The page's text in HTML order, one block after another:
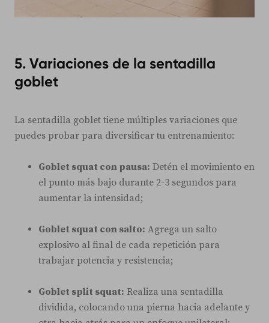
5. Variaciones de la sentadilla
goblet
La sentadilla goblet tiene múltiples variaciones que
puedes probar para diversificar tu entrenamiento:
Goblet squat con pausa: Detén el movimiento en
el punto más bajo durante 2-3 segundos para
aumentar la intensidad;
Goblet squat con salto: Agrega un salto
explosivo al final de cada repetición para
trabajar potencia y resistencia;
Goblet split squat: Realiza una sentadilla
dividida, colocando una pierna hacia adelante y